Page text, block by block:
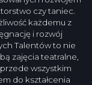
czy taniec.
każdemu z
i rozwój
Talentów to nie
zajęcia teatralne,
wszystkim
do kształcenia